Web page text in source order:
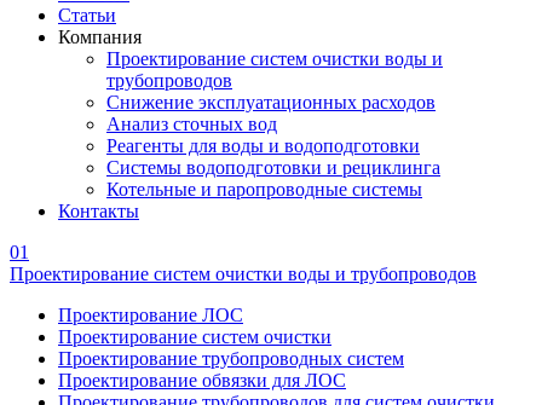
Статьи
Компания
Проектирование систем очистки воды и
трубопроводов
Снижение эксплуатационных расходов
Анализ сточных вод
Реагенты для воды и водоподготовки
Системы водоподготовки и рециклинга
Котельные и паропроводные системы
Контакты
01
Проектирование систем очистки воды и трубопроводов
Проектирование ЛОС
Проектирование систем очистки
Проектирование трубопроводных систем
Проектирование обвязки для ЛОС